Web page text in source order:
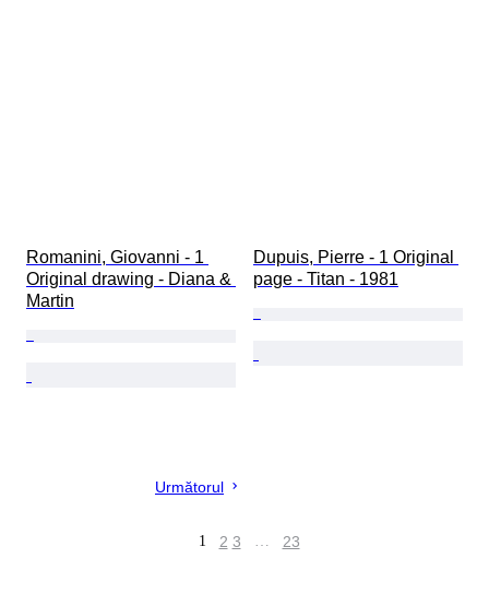
Romanini, Giovanni - 1
Original drawing - Diana &
Martin
Dupuis, Pierre - 1 Original
page - Titan - 1981
Următorul
1 2 3 … 23